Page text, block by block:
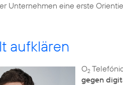
Unternehmen eine erste
aufklären
O2
gegen